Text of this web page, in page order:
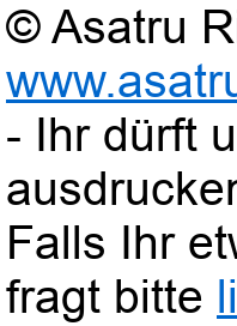
© Asatru
- Ihr dürft
Falls Ihr
fragt bitte